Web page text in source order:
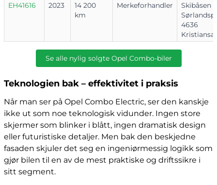
EH41616
2023
14 200
km
Merkeforhandler
Skibåsen
4636
Se alle nylig solgte Opel Combo-biler
Teknologien bak – effektivitet i praksis
Når man ser på Opel Combo Electric, ser den kanskje
ikke ut som noe teknologisk vidunder. Ingen store
skjermer som blinker i blått, ingen dramatisk design
eller futuristiske detaljer. Men bak den beskjedne
fasaden skjuler det seg en ingeniørmessig logikk som
gjør bilen til en av de mest praktiske og driftssikre i
sitt segment.